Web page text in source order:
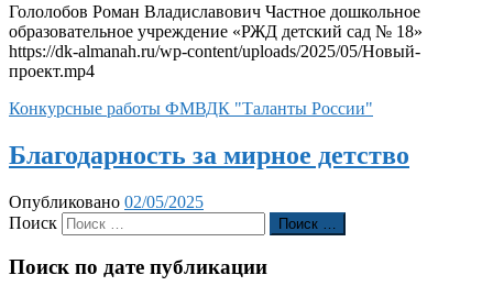
Гололобов Роман Владиславович Частное дошкольное
образовательное учреждение «РЖД детский сад № 18»
https://dk-almanah.ru/wp-content/uploads/2025/05/Новый-
проект.mp4
Конкурсные работы ФМВДК "Таланты России"
Благодарность за мирное детство
Опубликовано 02/05/2025
Поиск
Поиск …
Поиск по дате публикации